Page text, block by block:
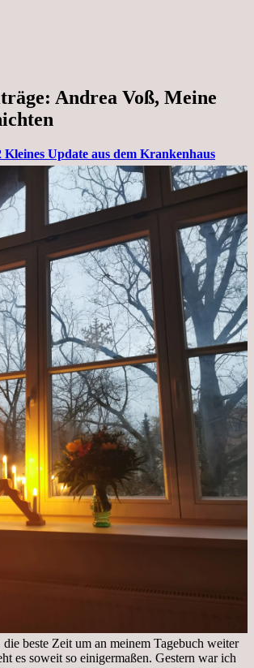
Andrea Voß, Meine
Kleines Update aus dem Krankenhaus
beste Zeit um an meinem Tagebuch weiter
es soweit so einigermaßen. Gestern war ich